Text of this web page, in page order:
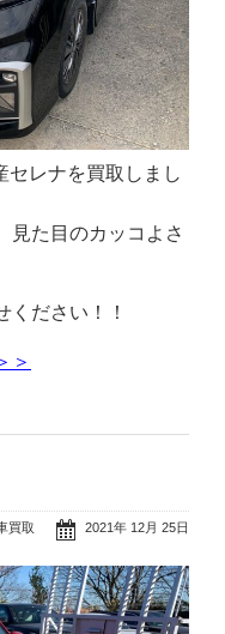
セレナを買取しまし
見た目のカッコよさ
ください！！
＞
2021年 12月 25日
買取